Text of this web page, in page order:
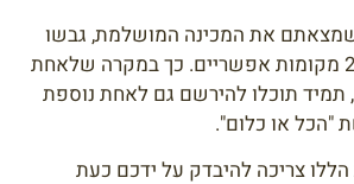
את המכינה המושלמת, גבשו
דעתכם בנוגע ל-2-3 מקומות אפשריים. כך במקרה שלאחת
תמיד תוכלו להירשם גם לאחת נוספת
"הכל או כלום".
צריכה להיבדק על ידכם כעת